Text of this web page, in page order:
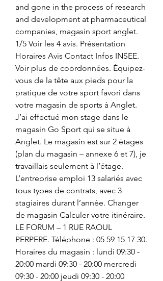
and gone in the process of research
and development at pharmaceutical
companies, magasin sport anglet.
1/5 Voir les 4 avis. Présentation
Horaires Avis Contact Infos INSEE.
Voir plus de coordonnées. Équipez-
vous de la tête aux pieds pour la
pratique de votre sport favori dans
votre magasin de sports à Anglet.
J’ai effectué mon stage dans le
magasin Go Sport qui se situe à
Anglet. Le magasin est sur 2 étages
(plan du magasin – annexe 6 et 7), je
travaillais seulement à l’étage.
L’entreprise emploi 13 salariés avec
tous types de contrats, avec 3
stagiaires durant l’année. Changer
de magasin Calculer votre itinéraire.
LE FORUM – 1 RUE RAOUL
PERPERE. Téléphone : 05 59 15 17 30.
Horaires du magasin : lundi 09:30 -
20:00 mardi 09:30 - 20:00 mercredi
09:30 - 20:00 jeudi 09:30 - 20:00